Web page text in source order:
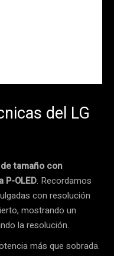
del LG
tamaño con
OLED. Recordamos
con resolución
mostrando un
la resolución.
más que sobrada.